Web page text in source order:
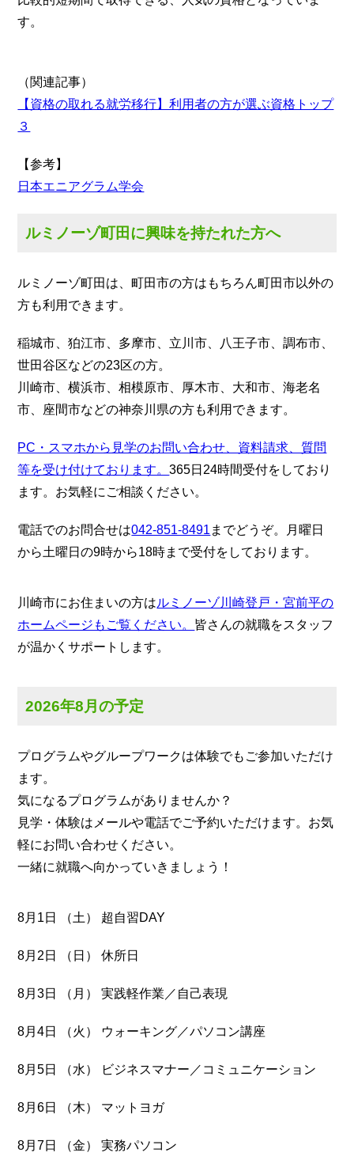
す。
（関連記事）
【資格の取れる就労移行】利用者の方が選ぶ資格トップ
３
【参考】
日本エニアグラム学会
ルミノーゾ町田に興味を持たれた方へ
ルミノーゾ町田は、町田市の方はもちろん町田市以外の
方も利用できます。
稲城市、狛江市、多摩市、立川市、八王子市、調布市、
世田谷区などの23区の方。
川崎市、横浜市、相模原市、厚木市、大和市、海老名
市、座間市などの神奈川県の方も利用できます。
PC・スマホから見学のお問い合わせ、資料請求、質問
等を受け付けております。365日24時間受付をしており
ます。お気軽にご相談ください。
電話でのお問合せは042-851-8491 までどうぞ。月曜日
から土曜日の9時から18時まで受付をしております。
川崎市にお住まいの方はルミノーゾ川崎登戸・宮前平の
ホームページもご覧ください。 皆さんの就職をスタッフ
が温かくサポートします。
2026年8月の予定
プログラムやグループワークは体験でもご参加いただけ
ます。
気になるプログラムがありませんか？
見学・体験はメールや電話でご予約いただけます。お気
軽にお問い合わせください。
一緒に就職へ向かっていきましょう！
8月1日 （土） 超自習DAY
8月2日 （日） 休所日
8月3日 （月） 実践軽作業／自己表現
8月4日 （火） ウォーキング／パソコン講座
8月5日 （水） ビジネスマナー／コミュニケーション
8月6日 （木） マットヨガ
8月7日 （金） 実務パソコン